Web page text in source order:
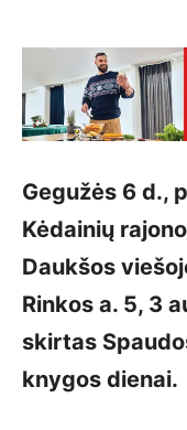
Gegužės 6 d.,
Kėdainių
Daukšos
Rinkos a. 5, 3
skirtas
knygos dienai.